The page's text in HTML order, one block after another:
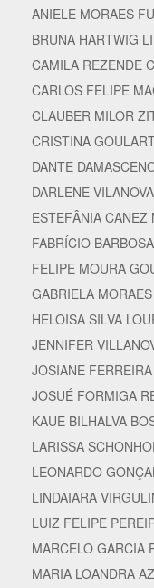
ANIELE MORAES
BRUNA HARTWIG
CAMILA REZENDE
CARLOS FELIPE
CLAUBER MILOR
CRISTINA
DANTE
DARLENE
ESTEFÂNIA CANEZ
FABRÍCIO
FELIPE MOURA
GABRIELA
HELOISA SILVA
JENNIFER
JOSIANE
JOSUÉ FORMIGA
KAUE BILHALVA
LARISSA
LEONARDO
LINDAIARA
LUIZ FELIPE
MARCELO GARCIA
MARIA LOANDRA